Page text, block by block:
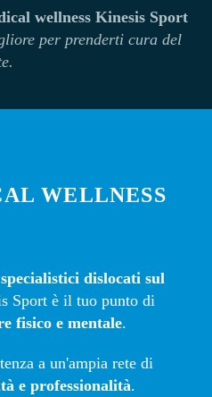
wellness Kinesis Sport
per prenderti cura del
WELLNESS
dislocati sul
Sport è il tuo punto di
fisico e mentale.
a un'ampia rete di
e professionalità.